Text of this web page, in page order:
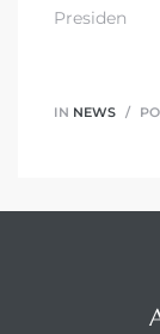
Presiden
IN NEWS